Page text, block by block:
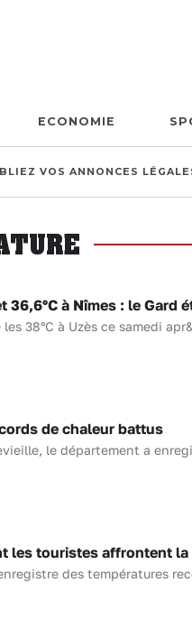
ECONOMIE
VOS ANNONCES
36,6°C à Nîmes : le
38°C à Uzès ce samedi
de chaleur battus
le département a
les touristes affrontent
des températures